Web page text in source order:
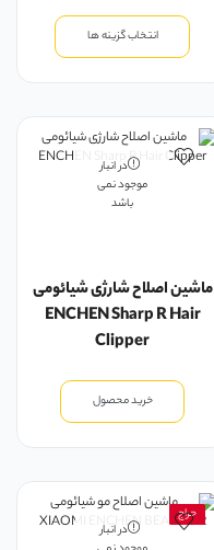
انتخاب گزینه ها
در انبار
موجود نمی
باشد
ماشین اصلاح شارژی شیائومی
ENCHEN Sharp R Hair
Clipper
خرید محصول
حراج
در انبار